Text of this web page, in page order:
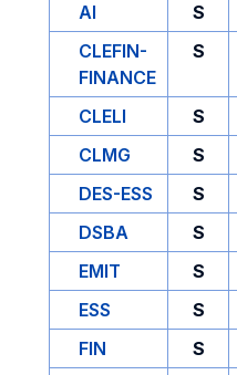
AI
S
CLEFIN-
FINANCE
S
CLELI S
CLMG
S
DES-ESS
S
DSBA
S
EMIT
S
ESS
S
FIN
S